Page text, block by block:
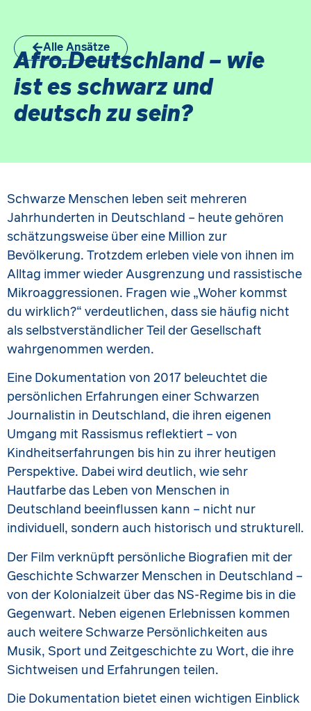
Alle Ansätze
Afro.Deutschland – wie
ist es schwarz und
deutsch zu sein?
Schwarze Menschen leben seit mehreren
Jahrhunderten in Deutschland – heute gehören
schätzungsweise über eine Million zur
Bevölkerung. Trotzdem erleben viele von ihnen im
Alltag immer wieder Ausgrenzung und rassistische
Mikroaggressionen. Fragen wie „Woher kommst
du wirklich?“ verdeutlichen, dass sie häufig nicht
als selbstverständlicher Teil der Gesellschaft
wahrgenommen werden.
Eine Dokumentation von 2017 beleuchtet die
persönlichen Erfahrungen einer Schwarzen
Journalistin in Deutschland, die ihren eigenen
Umgang mit Rassismus reflektiert – von
Kindheitserfahrungen bis hin zu ihrer heutigen
Perspektive. Dabei wird deutlich, wie sehr
Hautfarbe das Leben von Menschen in
Deutschland beeinflussen kann – nicht nur
individuell, sondern auch historisch und strukturell.
Der Film verknüpft persönliche Biografien mit der
Geschichte Schwarzer Menschen in Deutschland –
von der Kolonialzeit über das NS-Regime bis in die
Gegenwart. Neben eigenen Erlebnissen kommen
auch weitere Schwarze Persönlichkeiten aus
Musik, Sport und Zeitgeschichte zu Wort, die ihre
Sichtweisen und Erfahrungen teilen.
Die Dokumentation bietet einen wichtigen Einblick